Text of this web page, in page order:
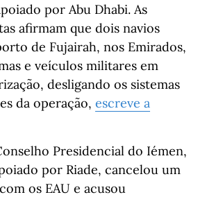
por Abu Dhabi. As
afirmam que dois navios
de Fujairah, nos Emirados,
e veículos militares em
desligando os sistemas
da operação, escreve a
Presidencial do Iémen,
por Riade, cancelou um
os EAU e acusou